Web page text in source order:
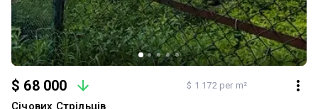
$ 68 000 $ 1 172 per m²
Січових Стрільців